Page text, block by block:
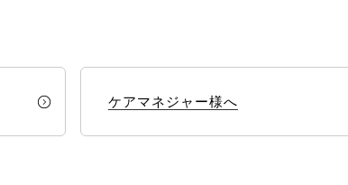
ケアマネジャー様へ